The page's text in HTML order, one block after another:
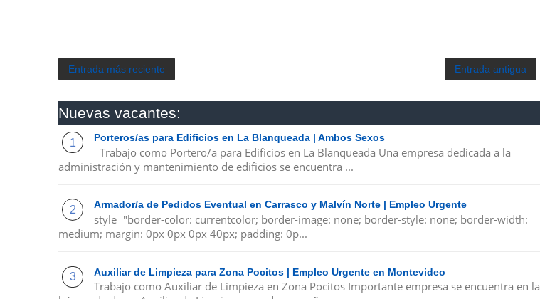
Entrada más reciente Entrada antigua
Nuevas vacantes:
Porteros/as para Edificios en La Blanqueada | Ambos Sexos
Trabajo como Portero/a para Edificios en La Blanqueada Una empresa dedicada a la
administración y mantenimiento de edificios se encuentra ...
Armador/a de Pedidos Eventual en Carrasco y Malvín Norte | Empleo Urgente
style="border-color: currentcolor; border-image: none; border-style: none; border-width:
medium; margin: 0px 0px 0px 40px; padding: 0p...
Auxiliar de Limpieza para Zona Pocitos | Empleo Urgente en Montevideo
Trabajo como Auxiliar de Limpieza en Zona Pocitos Importante empresa se encuentra en la